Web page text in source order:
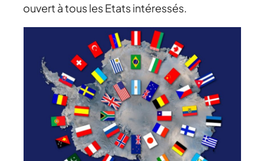
ouvert à tous les Etats intéressés.